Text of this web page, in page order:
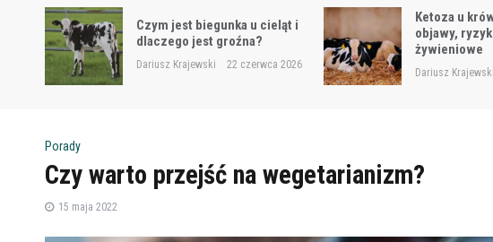
Ketoza u krów mlecznych –
objawy, ryzyko i wsparcie
żywieniowe
Dariusz Krajewski
Pellet
urządzenia
efektywnej
Dariusz Krajewski
Porady
Czy warto przejść na wegetarianizm?
15 maja 2022